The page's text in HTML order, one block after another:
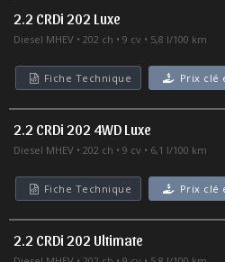
2.2 CRDi 202 Luxe
Diesel MHEV 202 ch 9 cv 5,8 l/100 km
Fiche Technique Prix clé
2.2 CRDi 202 4WD Luxe
Diesel MHEV 202 ch 9 cv 6,1 l/100 km
Fiche Technique Prix clé
2.2 CRDi 202 Ultimate